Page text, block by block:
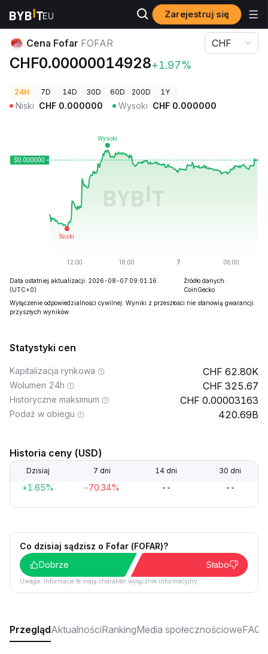
Zarejestruj się
Ceny kryptowalut Cena Fofar FOFAR
Cena Fofar FOFAR
CHF0.00000014928+1.97%
CHF
24H 7D 14D 30D 60D 200D 1Y
Niski CHF 0.000000 Wysoki CHF 0.000000
Data ostatniej aktualizacji: 2026-08-07 09:01:16
(UTC+0)
Źródło danych:
CoinGecko
Wyłączenie odpowiedzialności cywilnej: Wyniki z przeszłości nie stanowią gwarancji
przyszłych wyników.
Statystyki cen
Kapitalizacja rynkowa 62.80K
Wolumen 24h 325.67
Historyczne maksimum 0.00003163
Podaż w obiegu 420.69B
Historia ceny (USD)
Dzisiaj 7 dni 14 dni 30 dni
+1.65% -70.34% -- --
Co dzisiaj sądzisz o Fofar (FOFAR)?
Dobrze
Słabo
Uwaga: Informacje te mają charakter wyłącznie informacyjny.
PrzeglądAktualnościRankingMedia społecznościoweFAQ